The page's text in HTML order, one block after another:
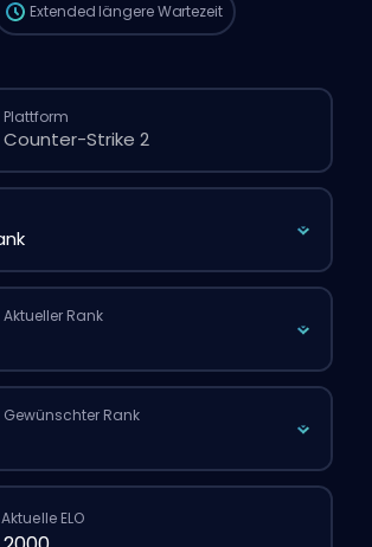
Extended längere Wartezeit
Plattform
Aktueller Rank
Gewünschter Rank
Aktuelle ELO